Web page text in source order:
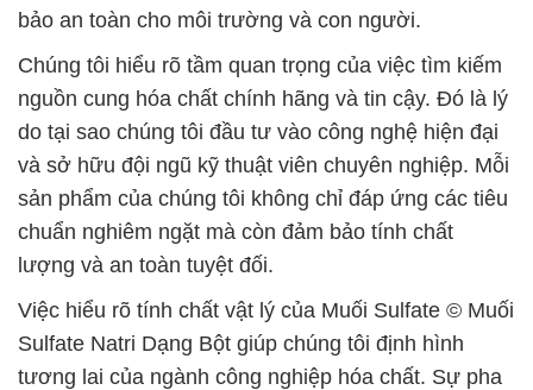
bảo an toàn cho môi trường và con người.
Chúng tôi hiểu rõ tầm quan trọng của việc tìm kiếm
nguồn cung hóa chất chính hãng và tin cậy. Đó là lý
do tại sao chúng tôi đầu tư vào công nghệ hiện đại
và sở hữu đội ngũ kỹ thuật viên chuyên nghiệp. Mỗi
sản phẩm của chúng tôi không chỉ đáp ứng các tiêu
chuẩn nghiêm ngặt mà còn đảm bảo tính chất
lượng và an toàn tuyệt đối.
Việc hiểu rõ tính chất vật lý của Muối Sulfate © Muối
Sulfate Natri Dạng Bột giúp chúng tôi định hình
tương lai của ngành công nghiệp hóa chất. Sự pha